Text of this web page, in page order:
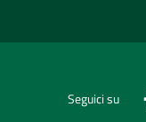
Seguici su